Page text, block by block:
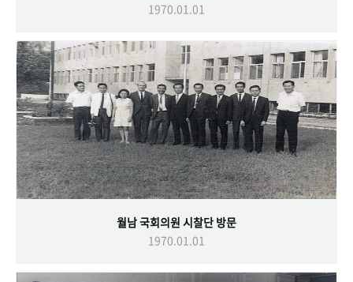
1970.01.01
월남 국회의원 시찰단 방문
1970.01.01